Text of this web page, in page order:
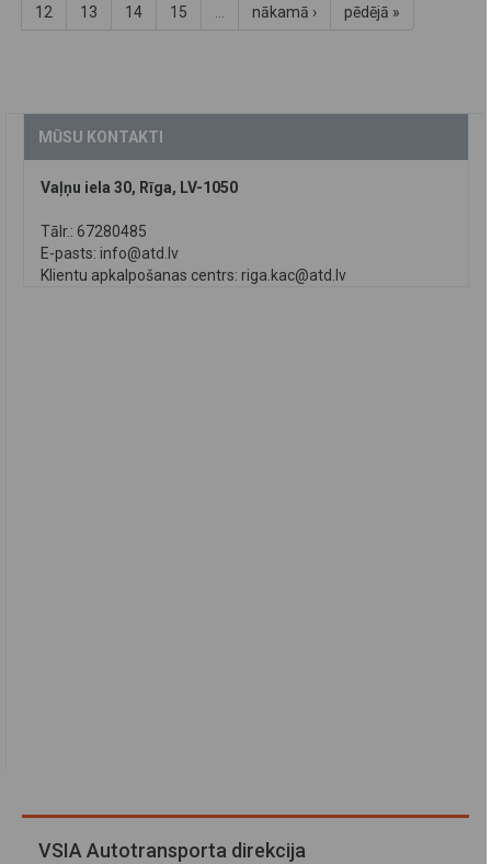
12 13 14 15 … nākamā › pēdējā »
MŪSU KONTAKTI
Vaļņu iela 30, Rīga, LV-1050
Tālr.: 67280485
E-pasts: info@atd.lv
Klientu apkalpošanas centrs: riga.kac@atd.lv
VSIA Autotransporta direkcija